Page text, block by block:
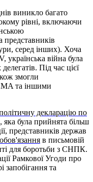
виникло багато
рівні, включаючи
серед інших). Хоча
українська війна була
Під час цієї
змогли
та іншими
декларацію по
яка була прийнята більш
представників держав
в письмовій
для боротьби з СНПК.
Рамкової Угоди про
та